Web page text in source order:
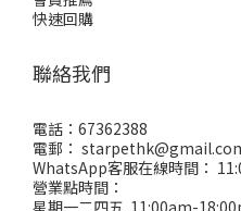
快速回購
聯絡我們
電話：67362388
電郵：
WhatsApp客服在線時間：
營業點時間：
星期一二四五 11:00am-